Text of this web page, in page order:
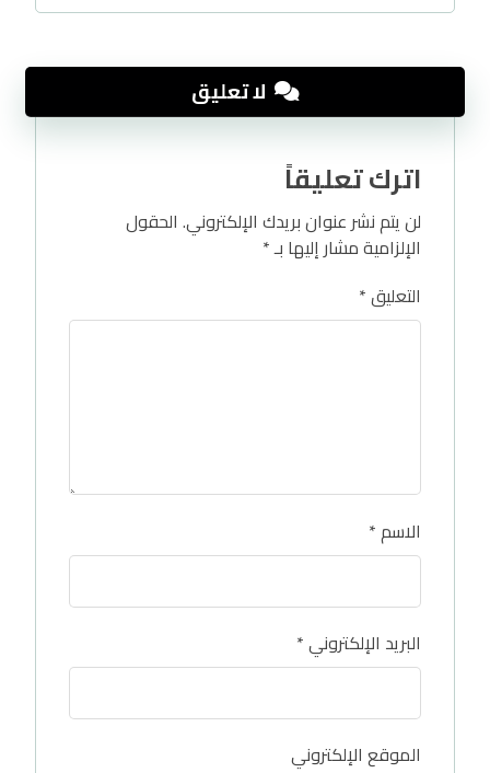
لا تعليق
اترك تعليقاً
لن يتم نشر عنوان بريدك الإلكتروني. الحقول
الإلزامية مشار إليها بـ*
التعليق*
الاسم*
البريد الإلكتروني*
الموقع الإلكتروني